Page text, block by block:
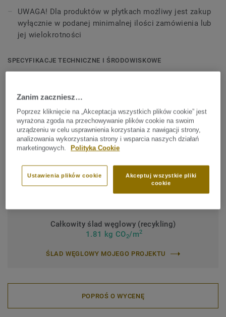
UWAGA! Dla produktów w płytkach możliwy jest zakup
wyłącznie w podanej minimalnej ilości zamówienia lub
jej wielokrotności
SPECYFIKACJE TECHNICZNE I ŚRODOWISKOWE
Zawartość spoiwa:
Type I
Klasyfikacja obiektowa:34 Bardzo intensywne natężenie
ruchu
Klasyfikacja przemysłowa:43 Intensywne natężenie ruchu
Zabezpieczenie powierzchni:
iQ PUR
Rolka (1 nr SAP) Płytka (1 nr SAP)
Całkowity ślad węglowy (recykling)
1.81 kg CO2/m2
ŚLAD WĘGLOWY MOJEGO PROJEKTU
POPROŚ O WYCENĘ
Zanim zaczniesz…
Poprzez kliknięcie na „Akceptacja wszystkich plików cookie” jest
wyrażona zgoda na przechowywanie plików cookie na swoim
urządzeniu w celu usprawnienia korzystania z nawigacji strony,
analizowania wykorzystania strony i wsparcia naszych działań
marketingowych.
Polityka Cookie
Akceptuj wszystkie pliki
cookie
Ustawienia plików cookie